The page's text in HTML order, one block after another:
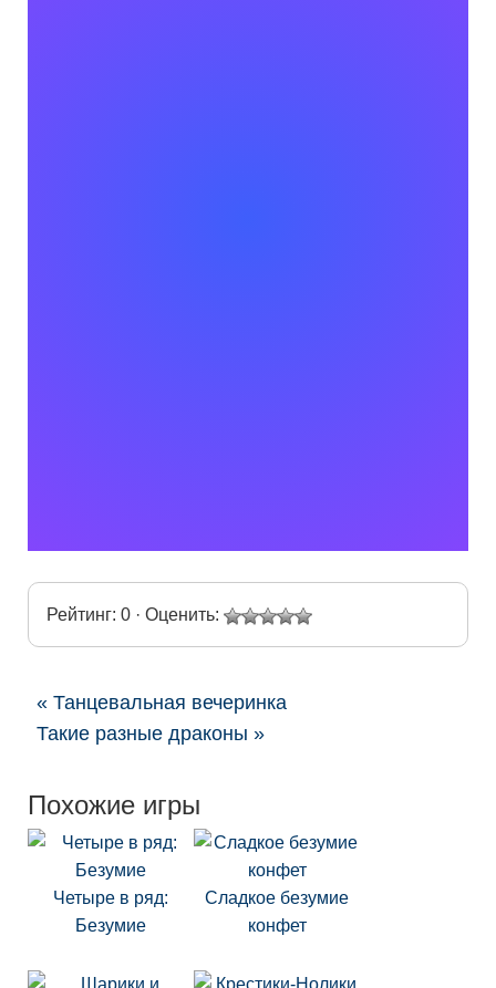
Рейтинг: 0 · Оценить:
« Танцевальная вечеринка
Такие разные драконы »
Похожие игры
Четыре в ряд:
Безумие
Сладкое безумие
конфет